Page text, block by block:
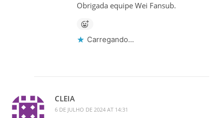
Obrigada equipe Wei Fansub.
Carregando...
CLEIA
6 DE JULHO DE 2024 AT 14:31